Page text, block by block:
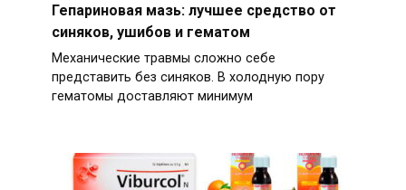
Гепариновая мазь: лучшее средство от
синяков, ушибов и гематом
Механические травмы сложно себе
представить без синяков. В холодную пору
гематомы доставляют минимум